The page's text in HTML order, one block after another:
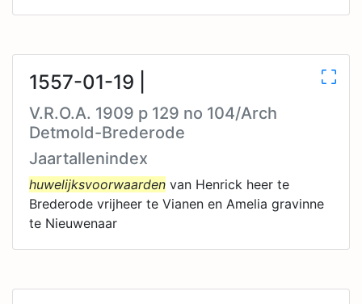
1557-01-19 |
V.R.O.A. 1909 p 129 no 104/Arch
Detmold-Brederode
Jaartallenindex
huwelijksvoorwaarden van Henrick heer te
Brederode vrijheer te Vianen en Amelia gravinne
te Nieuwenaar